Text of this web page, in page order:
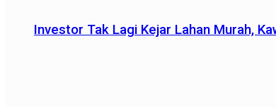
Investor Tak Lagi Kejar Lahan Murah,